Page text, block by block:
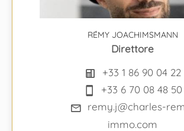
RÉMY JOACHIMSMANN
Direttore
+33 1 86 90 04 22
+33 6 70 08 48 50
remy.j@charles-
immo.com